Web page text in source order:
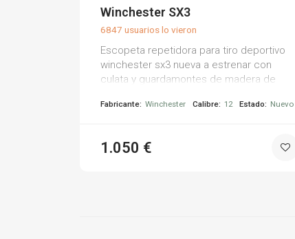
(0)
Winchester SX3
6847 usuarios lo vieron
Escopeta repetidora para tiro deportivo
winchester sx3 nueva a estrenar con
culata y guardamontes de madera de
recámara: 76 mm -cañón: 71 -peso: 3,11 kg
Fabricante: Winchester Calibre: 12 Estado: Nuevo
1.050 €